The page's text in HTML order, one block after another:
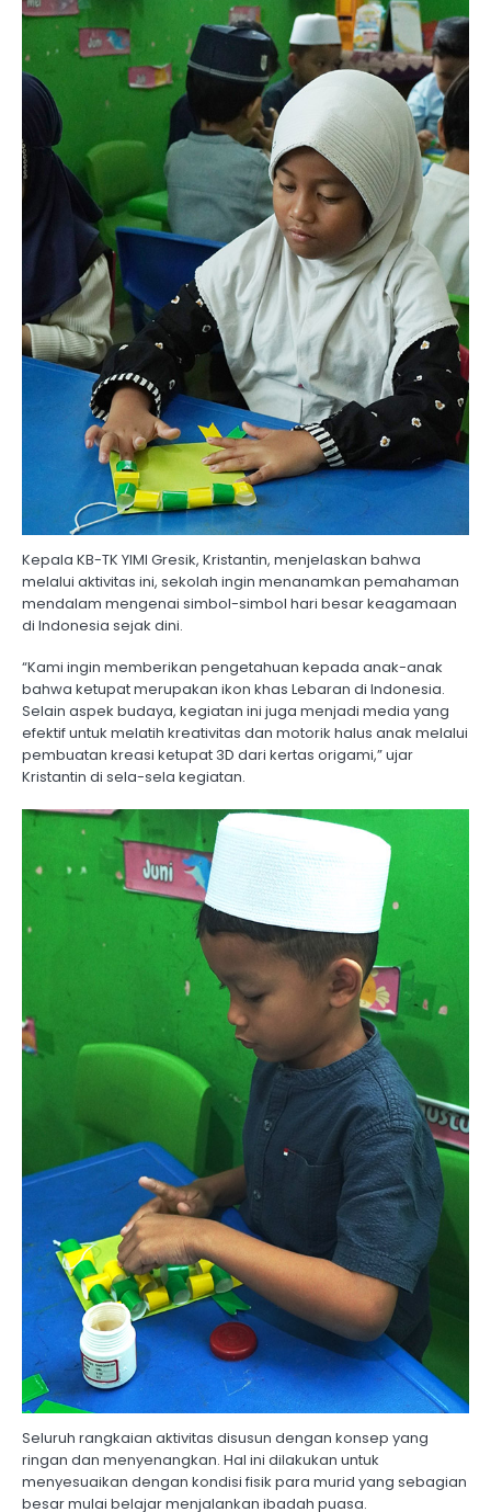
Kepala KB-TK YIMI Gresik, Kristantin, menjelaskan bahwa
melalui aktivitas ini, sekolah ingin menanamkan pemahaman
mendalam mengenai simbol-simbol hari besar keagamaan
di Indonesia sejak dini.
“Kami ingin memberikan pengetahuan kepada anak-anak
bahwa ketupat merupakan ikon khas Lebaran di Indonesia.
Selain aspek budaya, kegiatan ini juga menjadi media yang
efektif untuk melatih kreativitas dan motorik halus anak melalui
pembuatan kreasi ketupat 3D dari kertas origami,” ujar
Kristantin di sela-sela kegiatan.
Seluruh rangkaian aktivitas disusun dengan konsep yang
ringan dan menyenangkan. Hal ini dilakukan untuk
menyesuaikan dengan kondisi fisik para murid yang sebagian
besar mulai belajar menjalankan ibadah puasa.